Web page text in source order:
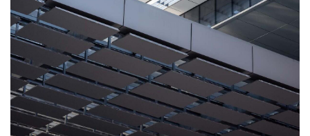
设
计
室
内
设
计